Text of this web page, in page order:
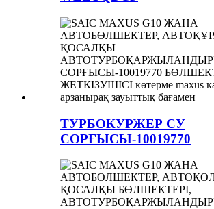
ТУРБОКУРЖЕР СУ
СОРҒЫСЫ-10019770